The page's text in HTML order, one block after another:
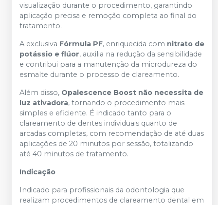
visualização durante o procedimento, garantindo
aplicação precisa e remoção completa ao final do
tratamento.
A exclusiva Fórmula PF, enriquecida com nitrato de
potássio e flúor, auxilia na redução da sensibilidade
e contribui para a manutenção da microdureza do
esmalte durante o processo de clareamento.
Além disso, Opalescence Boost não necessita de
luz ativadora, tornando o procedimento mais
simples e eficiente. É indicado tanto para o
clareamento de dentes individuais quanto de
arcadas completas, com recomendação de até duas
aplicações de 20 minutos por sessão, totalizando
até 40 minutos de tratamento.
Indicação
Indicado para profissionais da odontologia que
realizam procedimentos de clareamento dental em